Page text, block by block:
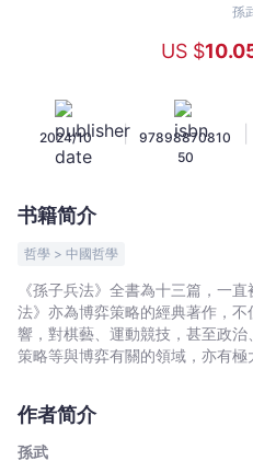
宇
宙
Bookniverse
孫
US $10
2024/10 |
97898870810
50
书籍简介
哲學 > 中國哲學
《孫子兵法》全書為十三篇，一
法》亦為博弈策略的經典著作，
響，對棋藝、運動競技，甚至政
策略等與博弈有關的領域，亦有極
作者简介
孫武